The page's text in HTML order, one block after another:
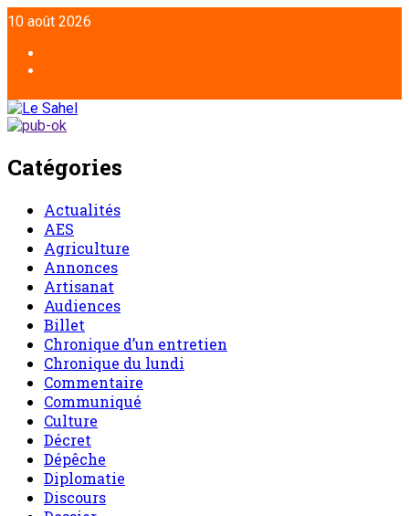
10 août 2026
Catégories
Actualités
AES
Agriculture
Annonces
Artisanat
Audiences
Billet
Chronique d’un entretien
Chronique du lundi
Commentaire
Communiqué
Culture
Décret
Dépêche
Diplomatie
Discours